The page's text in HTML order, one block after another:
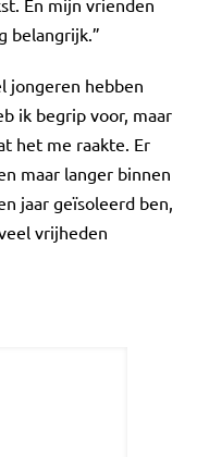
En mijn vrienden
belangrijk.”
jongeren hebben
ik begrip voor, maar
het me raakte. Er
maar langer binnen
jaar geïsoleerd ben,
vrijheden